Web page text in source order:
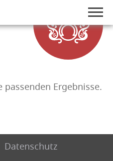
Ergebnisse.
Datenschutz